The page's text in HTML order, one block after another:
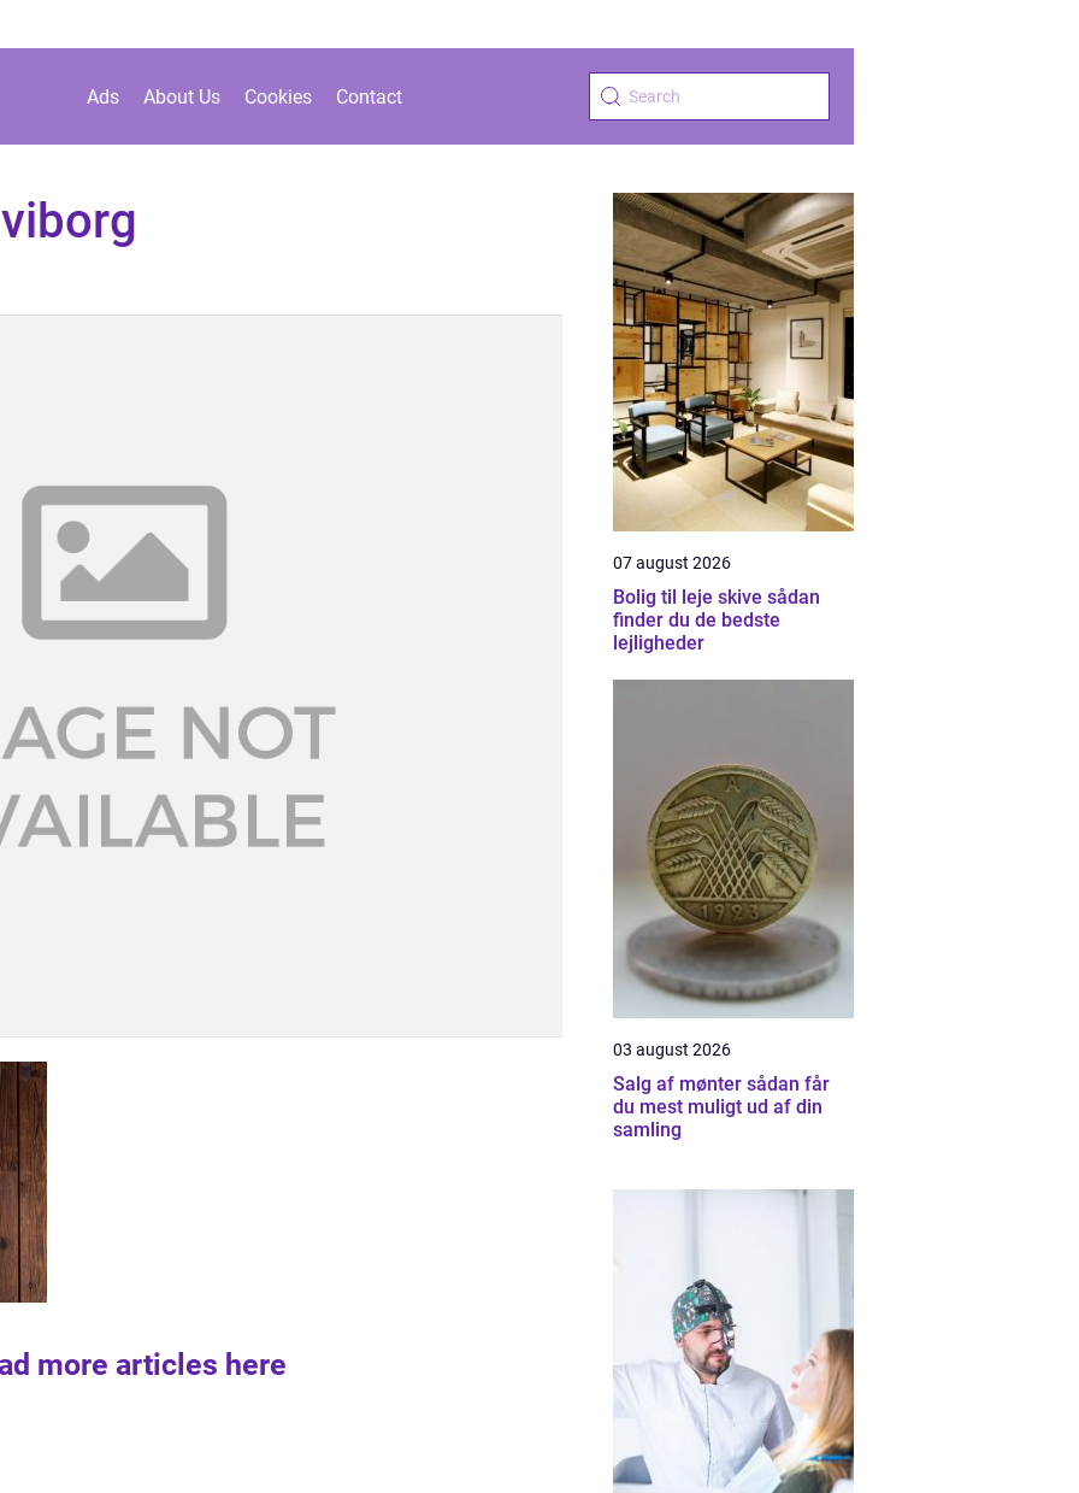
Ads About Us Cookies Contact
more articles here
07 august 2026
Bolig til leje skive sådan
finder du de bedste
lejligheder
03 august 2026
Salg af mønter sådan får
du mest muligt ud af din
samling